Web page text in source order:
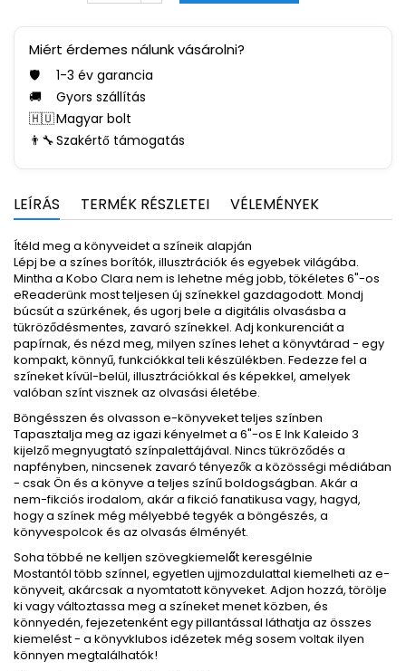
Miért érdemes nálunk vásárolni?
🛡️
1-3 év garancia
🚚
Gyors szállítás
🇭🇺Magyar bolt
👨‍🔧Szakértő támogatás
LEÍRÁS TERMÉK RÉSZLETEI VÉLEMÉNYEK
Ítéld meg a könyveidet a színeik alapján
Lépj be a színes borítók, illusztrációk és egyebek világába.
Mintha a Kobo Clara nem is lehetne még jobb, tökéletes 6"-os
eReaderünk most teljesen új színekkel gazdagodott. Mondj
búcsút a szürkének, és ugorj bele a digitális olvasásba a
tükröződésmentes, zavaró színekkel. Adj konkurenciát a
papírnak, és nézd meg, milyen színes lehet a könyvtárad - egy
kompakt, könnyű, funkciókkal teli készülékben. Fedezze fel a
színeket kívül-belül, illusztrációkkal és képekkel, amelyek
valóban színt visznek az olvasási életébe.
Böngésszen és olvasson e-könyveket teljes színben
Tapasztalja meg az igazi kényelmet a 6"-os E Ink Kaleido 3
kijelző megnyugtató színpalettájával. Nincs tükröződés a
napfényben, nincsenek zavaró tényezők a közösségi médiában
- csak Ön és a könyve a teljes színű boldogságban. Akár a
nem-fikciós irodalom, akár a fikció fanatikusa vagy, hagyd,
hogy a színek még mélyebbé tegyék a böngészés, a
könyvespolcok és az olvasás élményét.
Soha többé ne kelljen szövegkiemelőt keresgélnie
Mostantól több színnel, egyetlen ujjmozdulattal kiemelheti az e-
könyveit, akárcsak a nyomtatott könyveket. Adjon hozzá, törölje
ki vagy változtassa meg a színeket menet közben, és
könnyedén, fejezetenként egy pillantással láthatja az összes
kiemelést - a könyvklubos idézetek még sosem voltak ilyen
könnyen megtalálhatók!